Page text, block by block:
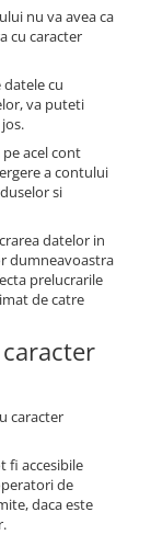
nu va avea ca
cu caracter
cu
va puteti
acel cont
a contului
si
datelor in
dumneavoastra
prelucrarile
de catre
caracter
fi accesibile
de
daca este